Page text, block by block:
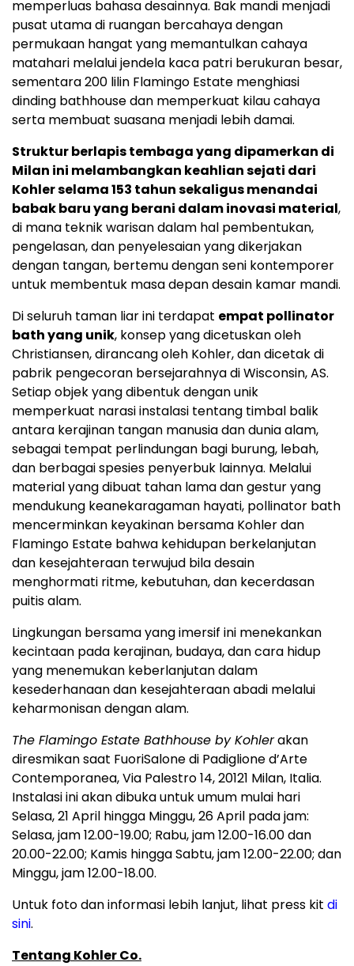
memperluas bahasa desainnya. Bak mandi menjadi
pusat utama di ruangan bercahaya dengan
permukaan hangat yang memantulkan cahaya
matahari melalui jendela kaca patri berukuran besar,
sementara 200 lilin Flamingo Estate menghiasi
dinding bathhouse dan memperkuat kilau cahaya
serta membuat suasana menjadi lebih damai.
Struktur berlapis tembaga yang dipamerkan di
Milan ini melambangkan keahlian sejati dari
Kohler selama 153 tahun sekaligus menandai
babak baru yang berani dalam inovasi material,
di mana teknik warisan dalam hal pembentukan,
pengelasan, dan penyelesaian yang dikerjakan
dengan tangan, bertemu dengan seni kontemporer
untuk membentuk masa depan desain kamar mandi.
Di seluruh taman liar ini terdapat empat pollinator
bath yang unik, konsep yang dicetuskan oleh
Christiansen, dirancang oleh Kohler, dan dicetak di
pabrik pengecoran bersejarahnya di Wisconsin, AS.
Setiap objek yang dibentuk dengan unik
memperkuat narasi instalasi tentang timbal balik
antara kerajinan tangan manusia dan dunia alam,
sebagai tempat perlindungan bagi burung, lebah,
dan berbagai spesies penyerbuk lainnya. Melalui
material yang dibuat tahan lama dan gestur yang
mendukung keanekaragaman hayati, pollinator bath
mencerminkan keyakinan bersama Kohler dan
Flamingo Estate bahwa kehidupan berkelanjutan
dan kesejahteraan terwujud bila desain
menghormati ritme, kebutuhan, dan kecerdasan
puitis alam.
Lingkungan bersama yang imersif ini menekankan
kecintaan pada kerajinan, budaya, dan cara hidup
yang menemukan keberlanjutan dalam
kesederhanaan dan kesejahteraan abadi melalui
keharmonisan dengan alam.
The Flamingo Estate Bathhouse by Kohlerakan
diresmikan saat FuoriSalone di Padiglione d’Arte
Contemporanea, Via Palestro 14, 20121 Milan, Italia.
Instalasi ini akan dibuka untuk umum mulai hari
Selasa, 21 April hingga Minggu, 26 April pada jam:
Selasa, jam 12.00-19.00; Rabu, jam 12.00-16.00 dan
20.00-22.00; Kamis hingga Sabtu, jam 12.00-22.00; dan
Minggu, jam 12.00-18.00.
Untuk foto dan informasi lebih lanjut, lihat press kit di
sini.
Tentang Kohler Co.